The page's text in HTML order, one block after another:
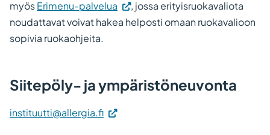
uuteen
välilehteen.)
myösErimenu-palvelua (Vieraile
ulkoisella
uuteen
, jossa erityisruokavaliota
noudattavat voivat hakea helposti omaan ruokavalioon
sopivia ruokaohjeita.
Siitepöly- ja ympäristöneuvonta
instituutti@allergia.fi